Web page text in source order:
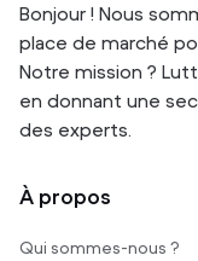
Bonjour ! Nous
place de marché
Notre mission ?
en donnant une
des experts.
À propos
Qui sommes-nous ?